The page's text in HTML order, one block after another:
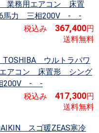
業務用エアコン 床置
馬力 三相200V - -
税込み 367,400円
送料無料
ウルトラパワ
アコン 床置形 シング
200V - -
税込み 417,300円
送料無料
スゴ暖ZEAS寒冷